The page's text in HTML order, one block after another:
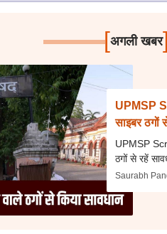
[अगली खबर
UPMSP
साइबर ठगों
UPMSP
ठगों से रहें
Saurabh